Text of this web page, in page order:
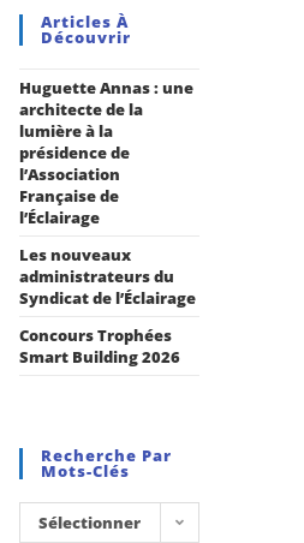
Articles À
Découvrir
Huguette Annas : une
architecte de la
lumière à la
présidence de
l’Association
Française de
l’Éclairage
Les nouveaux
administrateurs du
Syndicat de l’Éclairage
Concours Trophées
Smart Building 2026
Recherche Par
Mots-Clés
Sélectionner